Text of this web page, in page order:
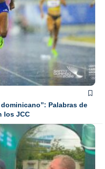
Palabras de
los JCC